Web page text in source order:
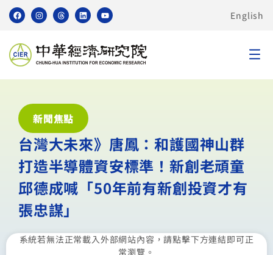
English
新聞焦點
台灣大未來》唐鳳：和護國神山群
打造半導體資安標準！新創老頑童
邱德成喊「50年前有新創投資才有
張忠謀」
系統若無法正常載入外部網站內容，請點擊下方連結即可正
常瀏覽。